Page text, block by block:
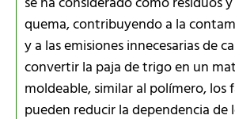
quema, contribuyendo a la
y a las emisiones innecesarias de
convertir la paja de trigo en un
moldeable, similar al polímero, los
pueden reducir la dependencia de